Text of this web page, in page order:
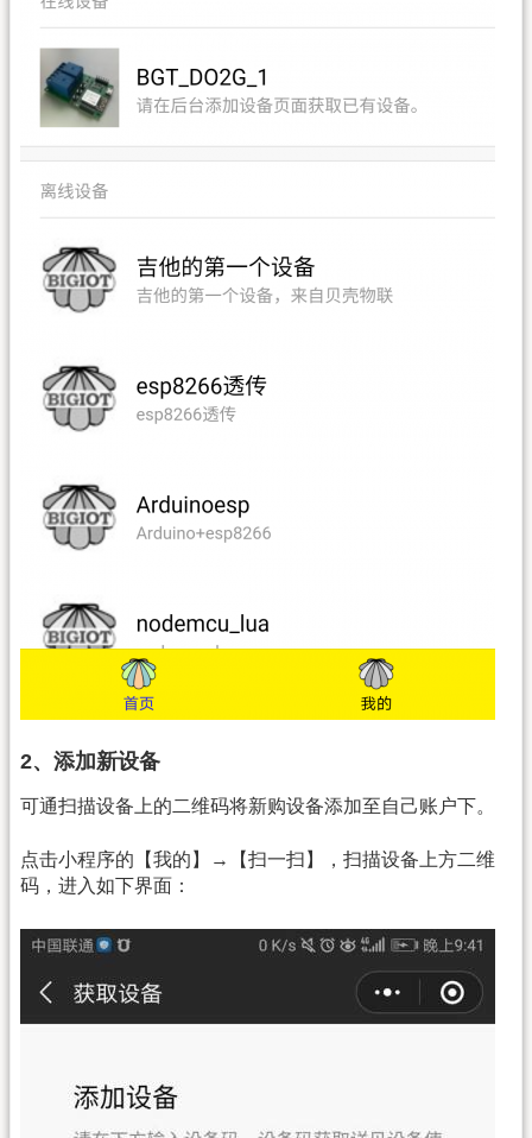
2、添加新设备
可通扫描设备上的二维码将新购设备添加至自己账户下。
点击小程序的【我的】→【扫一扫】，扫描设备上方二维
码，进入如下界面：